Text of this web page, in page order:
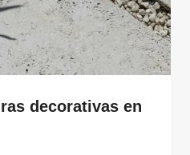
decorativas en